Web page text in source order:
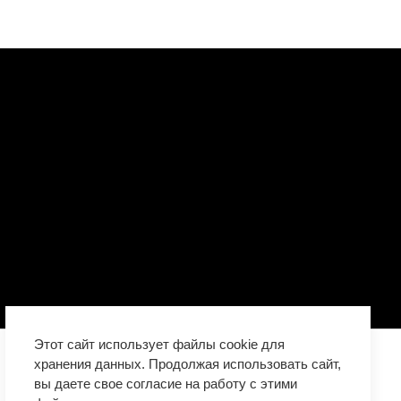
Этот сайт использует файлы cookie для
хранения данных. Продолжая использовать сайт,
вы даете свое согласие на работу с этими